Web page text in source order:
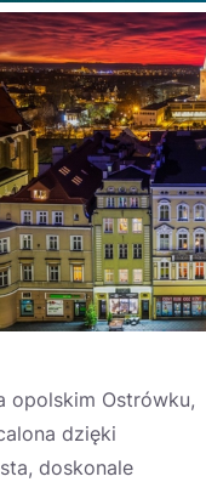
opolskim Ostrówku,
dzięki
doskonale